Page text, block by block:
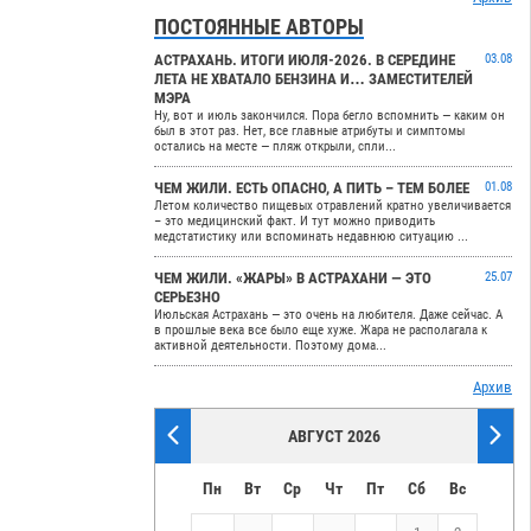
ПОСТОЯННЫЕ АВТОРЫ
АСТРАХАНЬ. ИТОГИ ИЮЛЯ-2026. В СЕРЕДИНЕ
ЛЕТА НЕ ХВАТАЛО БЕНЗИНА И… ЗАМЕСТИТЕЛЕЙ
МЭРА
03.08
Ну, вот и июль закончился. Пора бегло вспомнить — каким он
был в этот раз. Нет, все главные атрибуты и симптомы
остались на месте — пляж открыли, спли...
ЧЕМ ЖИЛИ. ЕСТЬ ОПАСНО, А ПИТЬ – ТЕМ БОЛЕЕ
01.08
Летом количество пищевых отравлений кратно увеличивается
– это медицинский факт. И тут можно приводить
медстатистику или вспоминать недавнюю ситуацию ...
ЧЕМ ЖИЛИ. «ЖАРЫ» В АСТРАХАНИ — ЭТО
СЕРЬЕЗНО
25.07
Июльская Астрахань — это очень на любителя. Даже сейчас. А
в прошлые века все было еще хуже. Жара не располагала к
активной деятельности. Поэтому дома...
Архив
АВГУСТ 2026
Пн Вт Ср Чт Пт Сб Вс